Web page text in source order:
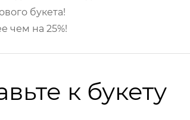
букета!
чем на 25%!
к букету